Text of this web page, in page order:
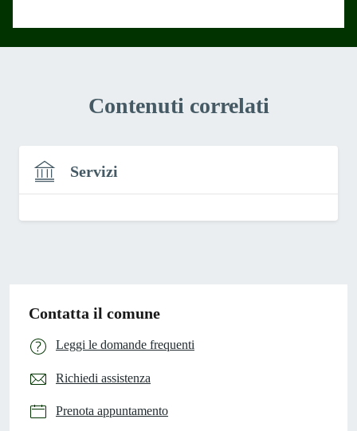
Contenuti correlati
Servizi
Contatta il comune
Leggi le domande frequenti
Richiedi assistenza
Prenota appuntamento